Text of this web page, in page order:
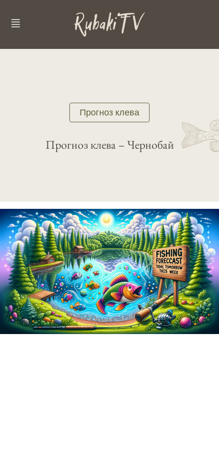
Прогноз клева
Прогноз клева – Чернобай